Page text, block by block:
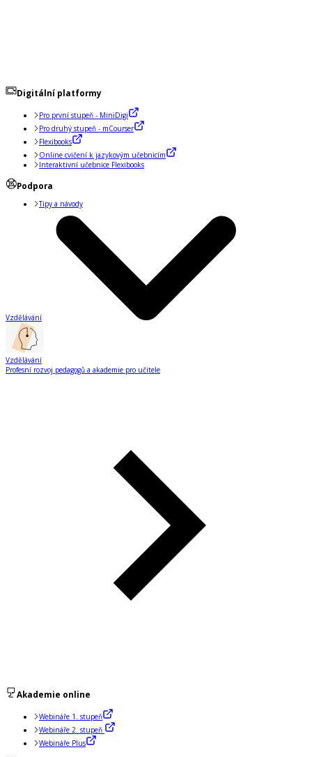
Digitální platformy
Pro první stupeň - MiniDigi
Pro druhý stupeň - mCourser
Flexibooks
Online cvičení k jazykovým učebnicím
Interaktivní učebnice Flexibooks
Podpora
Tipy a návody
Vzdělávání
Vzdělávání
Profesní rozvoj pedagogů a akademie pro učitele
Akademie online
Webináře 1. stupeň
Webináře 2. stupeň
Webináře Plus